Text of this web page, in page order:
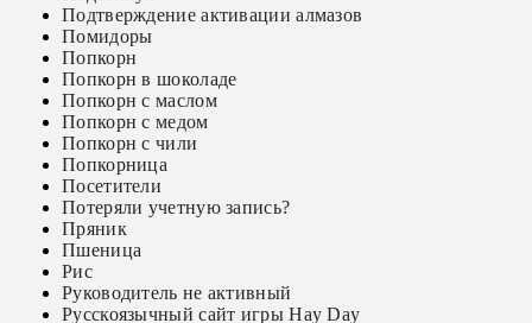
Подтверждение активации алмазов
Помидоры
Попкорн
Попкорн в шоколаде
Попкорн с маслом
Попкорн с медом
Попкорн с чили
Попкорница
Посетители
Потеряли учетную запись?
Пряник
Пшеница
Рис
Руководитель не активный
Русскоязычный сайт игры Hay Day